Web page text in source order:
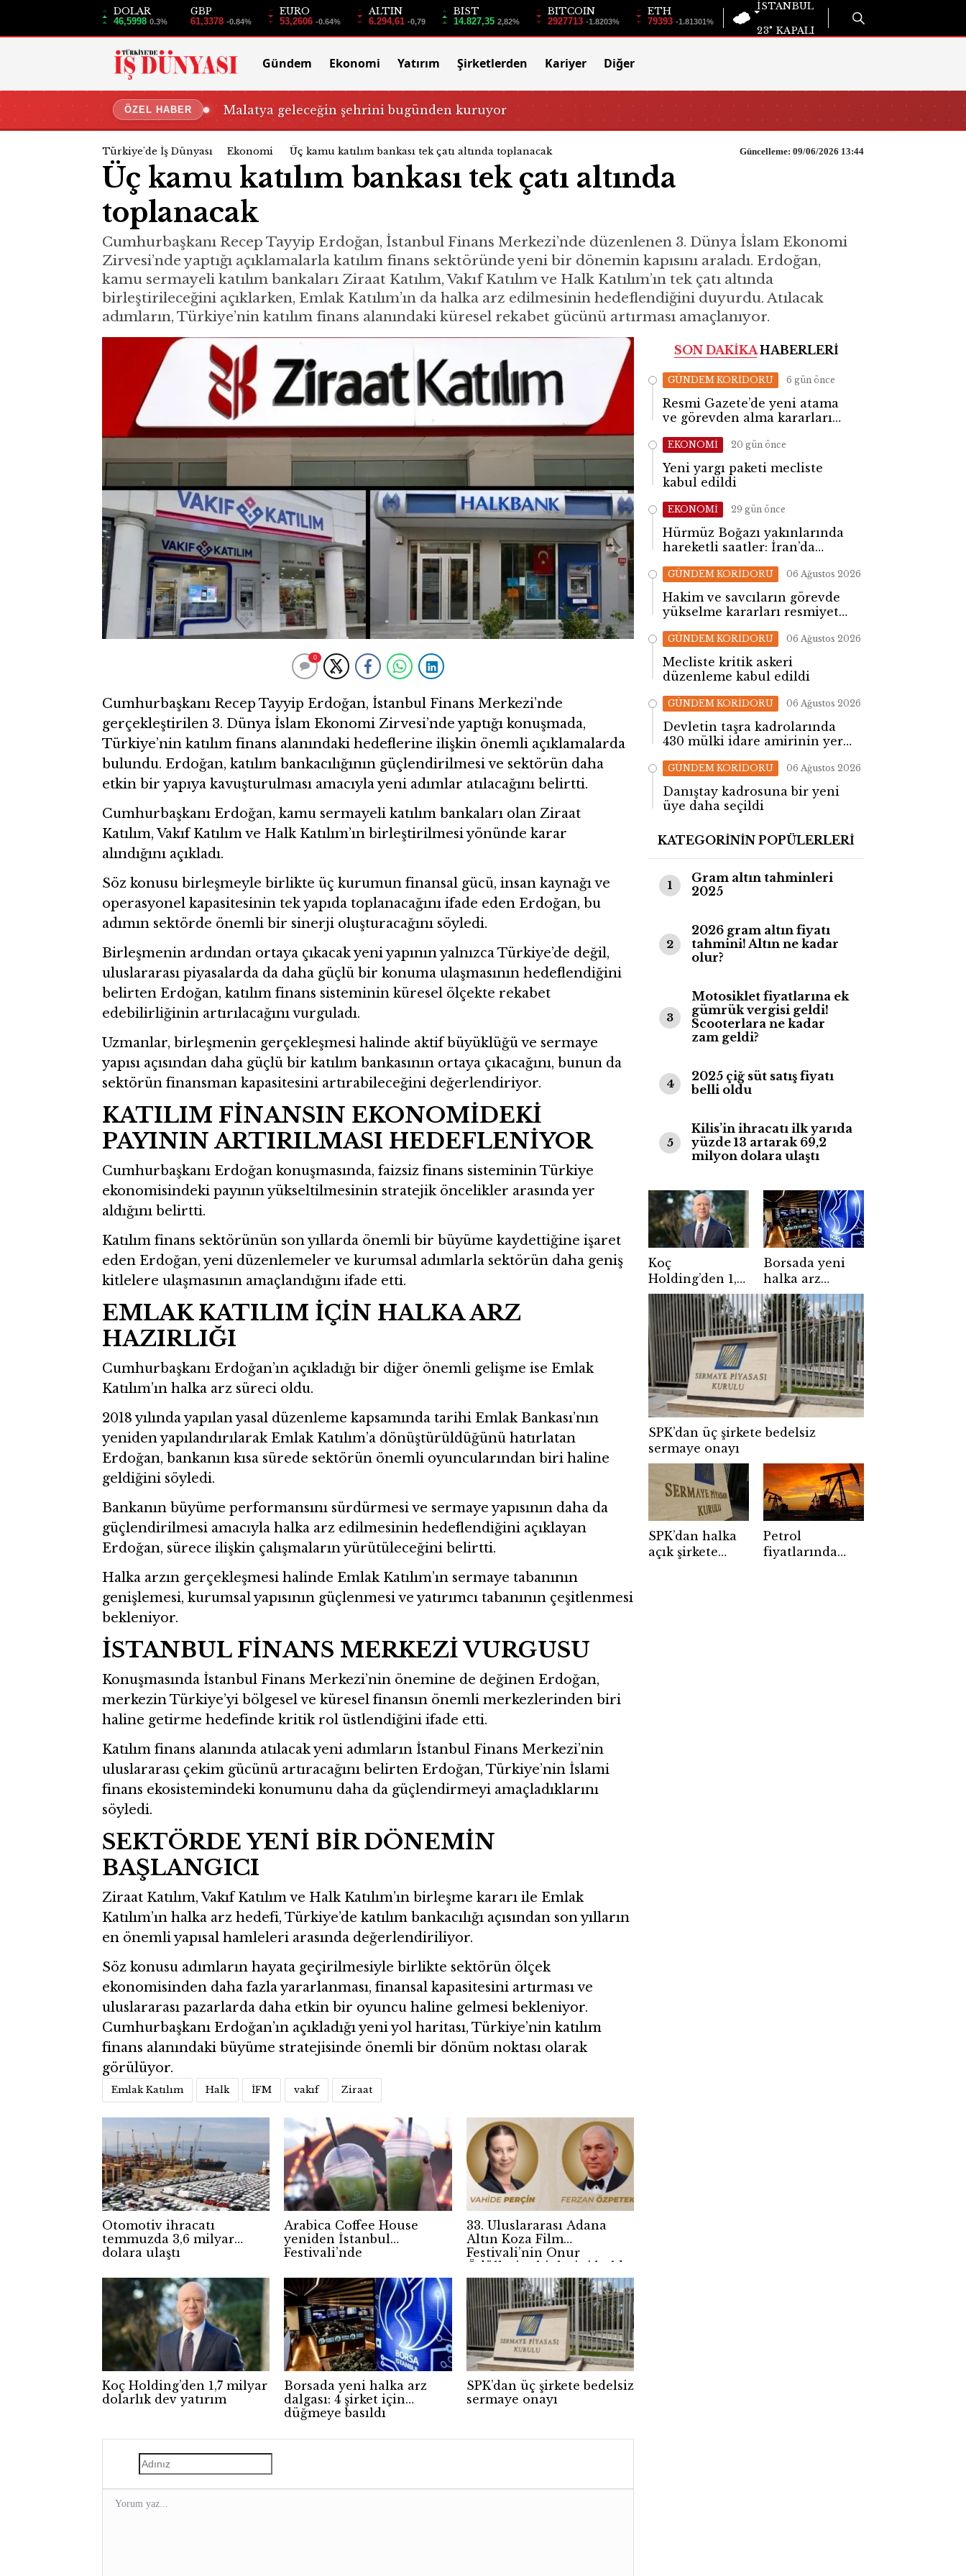
DOLAR
46,5998 0.3%
GBP
61,3378 -0.84%
EURO
53,2606 -0.64%
ALTIN
6.294,61 -0,79
BIST
14.827,35 2,82%
BITCOIN
2927713 -1.8203%
ETH
79393 -1.81301%
İSTANBUL
23° KAPALI
Gündem Ekonomi Yatırım Şirketlerden Kariyer Diğer
ÖZEL HABER Malatya geleceğin şehrini bugünden kuruyor
Türkiye'de İş Dünyası Ekonomi Üç kamu katılım bankası tek çatı altında toplanacak Güncelleme: 09/06/2026 13:44
Üç kamu katılım bankası tek çatı altında
toplanacak
Cumhurbaşkanı Recep Tayyip Erdoğan, İstanbul Finans Merkezi’nde düzenlenen 3. Dünya İslam Ekonomi
Zirvesi’nde yaptığı açıklamalarla katılım finans sektöründe yeni bir dönemin kapısını araladı. Erdoğan,
kamu sermayeli katılım bankaları Ziraat Katılım, Vakıf Katılım ve Halk Katılım’ın tek çatı altında
birleştirileceğini açıklarken, Emlak Katılım’ın da halka arz edilmesinin hedeflendiğini duyurdu. Atılacak
adımların, Türkiye’nin katılım finans alanındaki küresel rekabet gücünü artırması amaçlanıyor.
0
Cumhurbaşkanı Recep Tayyip Erdoğan, İstanbul Finans Merkezi’nde
gerçekleştirilen 3. Dünya İslam Ekonomi Zirvesi’nde yaptığı konuşmada,
Türkiye’nin katılım finans alanındaki hedeflerine ilişkin önemli açıklamalarda
bulundu. Erdoğan, katılım bankacılığının güçlendirilmesi ve sektörün daha
etkin bir yapıya kavuşturulması amacıyla yeni adımlar atılacağını belirtti.
Cumhurbaşkanı Erdoğan, kamu sermayeli katılım bankaları olan Ziraat
Katılım, Vakıf Katılım ve Halk Katılım’ın birleştirilmesi yönünde karar
alındığını açıkladı.
Söz konusu birleşmeyle birlikte üç kurumun finansal gücü, insan kaynağı ve
operasyonel kapasitesinin tek yapıda toplanacağını ifade eden Erdoğan, bu
adımın sektörde önemli bir sinerji oluşturacağını söyledi.
Birleşmenin ardından ortaya çıkacak yeni yapının yalnızca Türkiye’de değil,
uluslararası piyasalarda da daha güçlü bir konuma ulaşmasının hedeflendiğini
belirten Erdoğan, katılım finans sisteminin küresel ölçekte rekabet
edebilirliğinin artırılacağını vurguladı.
Uzmanlar, birleşmenin gerçekleşmesi halinde aktif büyüklüğü ve sermaye
yapısı açısından daha güçlü bir katılım bankasının ortaya çıkacağını, bunun da
sektörün finansman kapasitesini artırabileceğini değerlendiriyor.
KATILIM FİNANSIN EKONOMİDEKİ
PAYININ ARTIRILMASI HEDEFLENİYOR
Cumhurbaşkanı Erdoğan konuşmasında, faizsiz finans sisteminin Türkiye
ekonomisindeki payının yükseltilmesinin stratejik öncelikler arasında yer
aldığını belirtti.
Katılım finans sektörünün son yıllarda önemli bir büyüme kaydettiğine işaret
eden Erdoğan, yeni düzenlemeler ve kurumsal adımlarla sektörün daha geniş
kitlelere ulaşmasının amaçlandığını ifade etti.
EMLAK KATILIM İÇİN HALKA ARZ
HAZIRLIĞI
Cumhurbaşkanı Erdoğan’ın açıkladığı bir diğer önemli gelişme ise Emlak
Katılım’ın halka arz süreci oldu.
2018 yılında yapılan yasal düzenleme kapsamında tarihi Emlak Bankası’nın
yeniden yapılandırılarak Emlak Katılım’a dönüştürüldüğünü hatırlatan
Erdoğan, bankanın kısa sürede sektörün önemli oyuncularından biri haline
geldiğini söyledi.
Bankanın büyüme performansını sürdürmesi ve sermaye yapısının daha da
güçlendirilmesi amacıyla halka arz edilmesinin hedeflendiğini açıklayan
Erdoğan, sürece ilişkin çalışmaların yürütüleceğini belirtti.
Halka arzın gerçekleşmesi halinde Emlak Katılım’ın sermaye tabanının
genişlemesi, kurumsal yapısının güçlenmesi ve yatırımcı tabanının çeşitlenmesi
bekleniyor.
İSTANBUL FİNANS MERKEZİ VURGUSU
Konuşmasında İstanbul Finans Merkezi’nin önemine de değinen Erdoğan,
merkezin Türkiye’yi bölgesel ve küresel finansın önemli merkezlerinden biri
haline getirme hedefinde kritik rol üstlendiğini ifade etti.
Katılım finans alanında atılacak yeni adımların İstanbul Finans Merkezi’nin
uluslararası çekim gücünü artıracağını belirten Erdoğan, Türkiye’nin İslami
finans ekosistemindeki konumunu daha da güçlendirmeyi amaçladıklarını
söyledi.
SEKTÖRDE YENİ BİR DÖNEMİN
BAŞLANGICI
Ziraat Katılım, Vakıf Katılım ve Halk Katılım’ın birleşme kararı ile Emlak
Katılım’ın halka arz hedefi, Türkiye’de katılım bankacılığı açısından son yılların
en önemli yapısal hamleleri arasında değerlendiriliyor.
Söz konusu adımların hayata geçirilmesiyle birlikte sektörün ölçek
ekonomisinden daha fazla yararlanması, finansal kapasitesini artırması ve
uluslararası pazarlarda daha etkin bir oyuncu haline gelmesi bekleniyor.
Cumhurbaşkanı Erdoğan’ın açıkladığı yeni yol haritası, Türkiye’nin katılım
finans alanındaki büyüme stratejisinde önemli bir dönüm noktası olarak
görülüyor.
Emlak Katılım Halk İFM vakıf Ziraat
Otomotiv ihracatı
temmuzda 3,6 milyar
dolara ulaştı
Arabica Coffee House
yeniden İstanbul
Festivali’nde
33. Uluslararası Adana
Altın Koza Film
Festivali’nin Onur
Ödülleri sahiplerini buldu
Koç Holding’den 1,7 milyar
dolarlık dev yatırım
Borsada yeni halka arz
dalgası: 4 şirket için
düğmeye basıldı
SPK’dan üç şirkete bedelsiz
sermaye onayı
SON DAKİKAHABERLERİ
GÜNDEM KORİDORU 6 gün önce
Resmi Gazete’de yeni atama
ve görevden alma kararları
EKONOMİ 20 gün önce
Yeni yargı paketi mecliste
kabul edildi
EKONOMİ 29 gün önce
Hürmüz Boğazı yakınlarında
hareketli saatler: İran’da
GÜNDEM KORİDORU 06 Ağustos 2026
Hakim ve savcıların görevde
yükselme kararları resmiyet
GÜNDEM KORİDORU 06 Ağustos 2026
Mecliste kritik askeri
düzenleme kabul edildi
GÜNDEM KORİDORU 06 Ağustos 2026
Devletin taşra kadrolarında
430 mülki idare amirinin yeri
GÜNDEM KORİDORU 06 Ağustos 2026
Danıştay kadrosuna bir yeni
üye daha seçildi
KATEGORİNİN POPÜLERLERİ
1
Gram altın tahminleri
2025
2
2026 gram altın fiyatı
tahmini! Altın ne kadar
olur?
3
Motosiklet fiyatlarına ek
gümrük vergisi geldi!
Scooterlara ne kadar
zam geldi?
4
2025 çiğ süt satış fiyatı
belli oldu
5
Kilis’in ihracatı ilk yarıda
yüzde 13 artarak 69,2
milyon dolara ulaştı
Koç
Holding’den 1,7
milyar dolarlık
dev yatırım
Borsada yeni
halka arz
dalgası: 4 şirket
için düğmeye
basıldı
SPK’dan üç şirkete bedelsiz
sermaye onayı
SPK’dan halka
açık şirkete
Petrol
fiyatlarında